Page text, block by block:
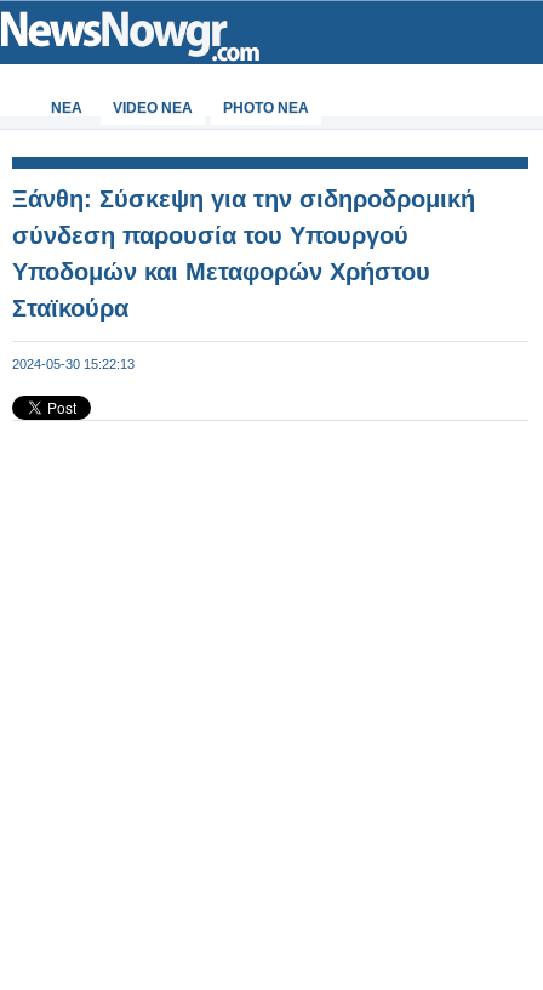
ΝΕΑ VIDEO NEA PHOTO NEA
Ξάνθη: Σύσκεψη για την σιδηροδρομική
σύνδεση παρουσία του Υπουργού
Υποδομών και Μεταφορών Χρήστου
Σταϊκούρα
2024-05-30 15:22:13